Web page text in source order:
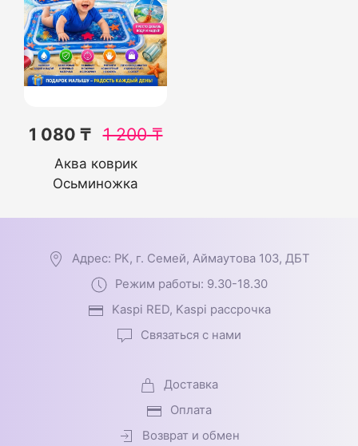
1 080 ₸ 1 200₸
Аква коврик
Осьминожка
Адрес: РК, г. Семей, Аймаутова 103, ДБТ
Режим работы: 9.30-18.30
Kaspi RED, Kaspi рассрочка
Связаться с нами
Доставка
Оплата
Возврат и обмен